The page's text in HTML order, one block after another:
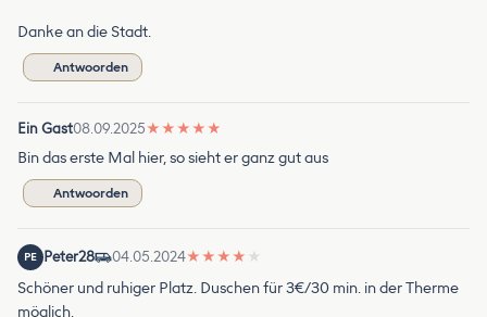
Danke an die Stadt.
Antwoorden
Ein Gast08.09.2025★ ★ ★ ★ ★
Bin das erste Mal hier, so sieht er ganz gut aus
Antwoorden
PE Peter28 04.05.2024★ ★ ★ ★ ★
Schöner und ruhiger Platz. Duschen für 3€/30 min. in der Therme
möglich.